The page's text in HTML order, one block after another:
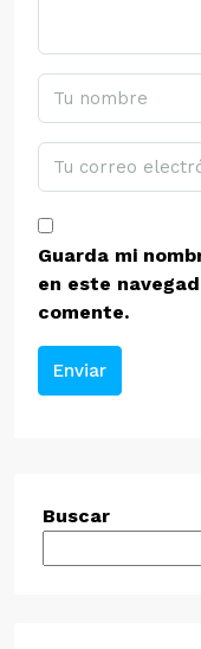
Guarda mi
en este
comente.
Enviar
Buscar